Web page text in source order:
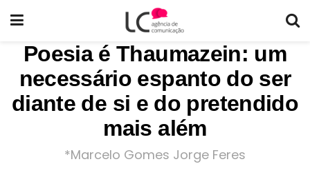
Poesia é Thaumazein: um
necessário espanto do ser
diante de si e do pretendido
mais além
*Marcelo Gomes Jorge Feres